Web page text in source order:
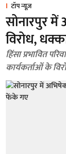
टॉप न्यूज़
सोनारपुर
विरोध,
हिंसा प्रभावित
कार्यकर्ताओं के